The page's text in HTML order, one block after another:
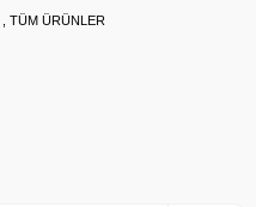
TÜM ÜRÜNLER